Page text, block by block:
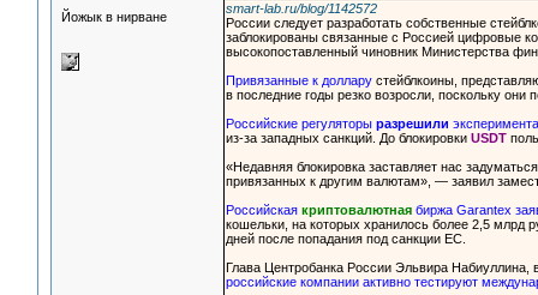
Йожык в нирване
smart-lab.ru/blog/1142572
России следует разработать собственные
заблокированы связанные с Россией цифровые
высокопоставленный чиновник Министерства
Привязанные к доллару стейблкоины,
в последние годы резко возросли, поскольку они
Российские регуляторы разрешили
из-за западных санкций. До блокировки USDT
«Недавняя блокировка заставляет нас
привязанных к другим валютам», — заявил
Российская криптовалютная биржа Garantex
кошельки, на которых хранилось более 2,5 млрд
дней после попадания под санкции ЕС.
Глава Центробанка России Эльвира
российские компании активно тестируют